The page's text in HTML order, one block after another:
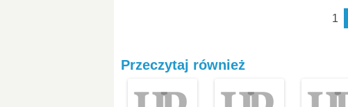
1
Przeczytaj również